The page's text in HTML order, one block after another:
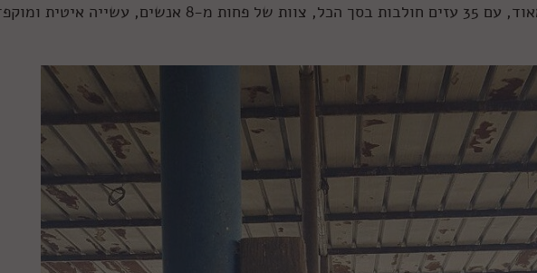
מחלבה משפחתית קטנה מאוד, עם 35 עזים חולבות בסך הכל, צוות של פחות מ-8 אנשים, עשייה